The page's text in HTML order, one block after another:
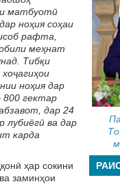
матбуотӣ
ноҳия соҳаи
рафта,
меҳнат
Тибқи
ноҳия дар
800 гектар
дар 24
лубиёгӣ ва дар
карда
ҳар сокини
заминҳои